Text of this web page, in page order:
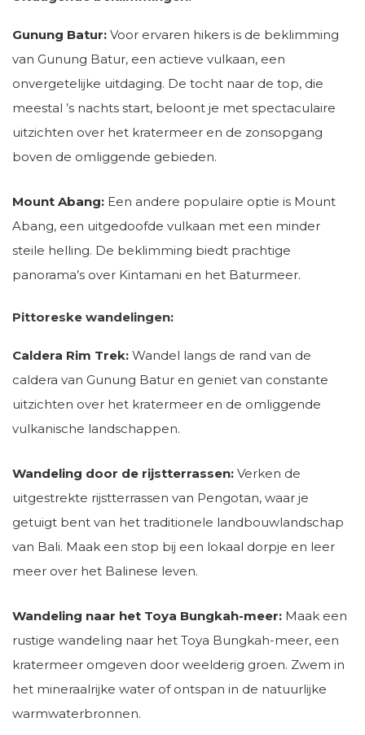
Gunung Batur: Voor ervaren hikers is de beklimming
van Gunung Batur, een actieve vulkaan, een
onvergetelijke uitdaging. De tocht naar de top, die
meestal ’s nachts start, beloont je met spectaculaire
uitzichten over het kratermeer en de zonsopgang
boven de omliggende gebieden.
Mount Abang: Een andere populaire optie is Mount
Abang, een uitgedoofde vulkaan met een minder
steile helling. De beklimming biedt prachtige
panorama’s over Kintamani en het Baturmeer.
Pittoreske wandelingen:
Caldera Rim Trek: Wandel langs de rand van de
caldera van Gunung Batur en geniet van constante
uitzichten over het kratermeer en de omliggende
vulkanische landschappen.
Wandeling door de rijstterrassen: Verken de
uitgestrekte rijstterrassen van Pengotan, waar je
getuigt bent van het traditionele landbouwlandschap
van Bali. Maak een stop bij een lokaal dorpje en leer
meer over het Balinese leven.
Wandeling naar het Toya Bungkah-meer: Maak een
rustige wandeling naar het Toya Bungkah-meer, een
kratermeer omgeven door weelderig groen. Zwem in
het mineraalrijke water of ontspan in de natuurlijke
warmwaterbronnen.